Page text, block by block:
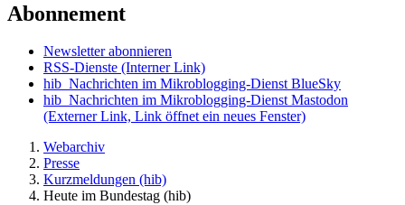
Abonnement
Newsletter abonnieren
RSS-Dienste (Interner Link)
hib_Nachrichten im Mikroblogging-Dienst BlueSky
hib_Nachrichten im Mikroblogging-Dienst Mastodon
(Externer Link, Link öffnet ein neues Fenster)
Webarchiv
Presse
Kurzmeldungen (hib)
Heute im Bundestag (hib)